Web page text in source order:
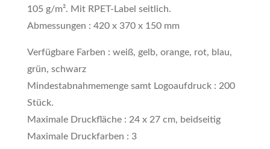
105 g/m². Mit RPET-Label seitlich.
Abmessungen : 420 x 370 x 150 mm
Verfügbare Farben : weiß, gelb, orange, rot, blau,
grün, schwarz
Mindestabnahmemenge samt Logoaufdruck : 200
Stück.
Maximale Druckfläche : 24 x 27 cm, beidseitig
Maximale Druckfarben : 3